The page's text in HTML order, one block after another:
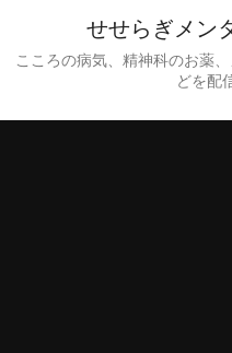
せせらぎメン
こころの病気、精神科のお薬
どを配